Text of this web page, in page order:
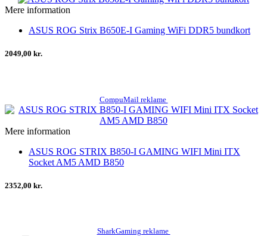
Mere information
ASUS ROG Strix B650E-I Gaming WiFi DDR5 bundkort
2049,00 kr.
CompuMail reklame
Mere information
ASUS ROG STRIX B850-I GAMING WIFI Mini ITX
Socket AM5 AMD B850
2352,00 kr.
SharkGaming reklame